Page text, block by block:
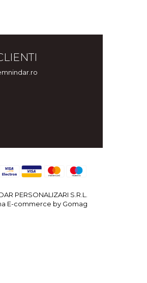
PERSONALIZARI S.R.L.
E-commerce by Gomag